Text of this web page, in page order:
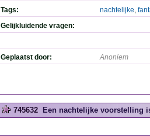
Tags:
nachtelijke,
Gelijkluidende vragen:
Geplaatst door: Anoniem
745632 Een nachtelijke voorstelling